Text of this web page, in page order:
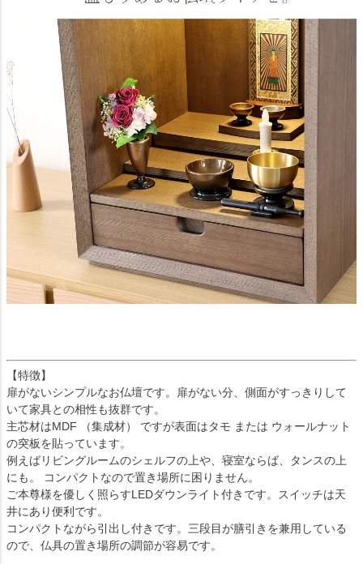
【特徴】
扉がないシンプルなお仏壇です。扉がない分、側面がすっきりして
いて家具との相性も抜群です。
主芯材はMDF （集成材） ですが表面はタモ または ウォールナット
の突板を貼っています。
例えばリビングルームのシェルフの上や、寝室ならば、タンスの上
にも。 コンパクトなので置き場所に困りません。
ご本尊様を優しく照らすLEDダウンライト付きです。スイッチは天
井にあり便利です。
コンパクトながら引出し付きです。三段目が膳引きを兼用している
ので、仏具の置き場所の調節が容易です。